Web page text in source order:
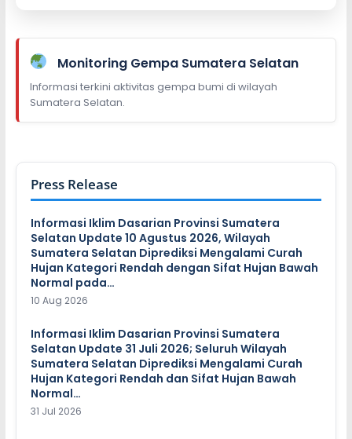
Monitoring Gempa Sumatera Selatan
Informasi terkini aktivitas gempa bumi di wilayah
Sumatera Selatan.
Press Release
Informasi Iklim Dasarian Provinsi Sumatera
Selatan Update 10 Agustus 2026, Wilayah
Sumatera Selatan Diprediksi Mengalami Curah
Hujan Kategori Rendah dengan Sifat Hujan Bawah
Normal pada…
10 Aug 2026
Informasi Iklim Dasarian Provinsi Sumatera
Selatan Update 31 Juli 2026; Seluruh Wilayah
Sumatera Selatan Diprediksi Mengalami Curah
Hujan Kategori Rendah dan Sifat Hujan Bawah
Normal…
31 Jul 2026